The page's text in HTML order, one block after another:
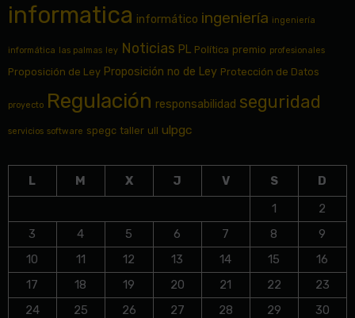
informatica informático ingeniería ingeniería
informática las palmas ley Noticias PL Política premio profesionales
Proposición de Ley Proposición no de Ley Protección de Datos
proyecto Regulación responsabilidad seguridad
servicios software spegc taller ull ulpgc
L M X J V S
D
1
2
3
4 5 6 7 8
9
10
11 12 13 14 15
16
17
18 19 20 21 22
23
24
25 26 27 28 29
30